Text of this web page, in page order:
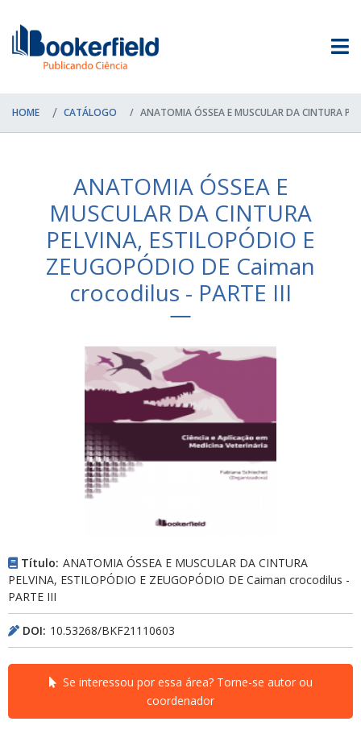
HOME CATÁLOGO ANATOMIA ÓSSEA E MUSCULAR DA CINTURA
ANATOMIA ÓSSEA E
MUSCULAR DA CINTURA
PELVINA, ESTILOPÓDIO E
ZEUGOPÓDIO DE Caiman
crocodilus - PARTE III
Título: ANATOMIA ÓSSEA E MUSCULAR DA CINTURA
PELVINA, ESTILOPÓDIO E ZEUGOPÓDIO DE Caiman crocodilus -
PARTE III
DOI: 10.53268/BKF21110603
Se interessou por essa área? Torne-se autor ou
coordenador